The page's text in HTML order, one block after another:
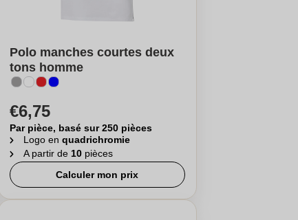
Polo manches courtes deux
tons homme
€6,75
Par pièce, basé sur 250 pièces
Logo en quadrichromie
A partir de 10pièces
Calculer mon prix